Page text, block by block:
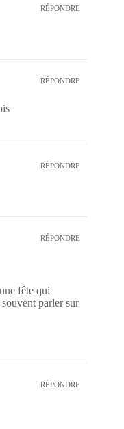
RÉPONDRE
RÉPONDRE
RÉPONDRE
RÉPONDRE
fête qui
parler sur
RÉPONDRE